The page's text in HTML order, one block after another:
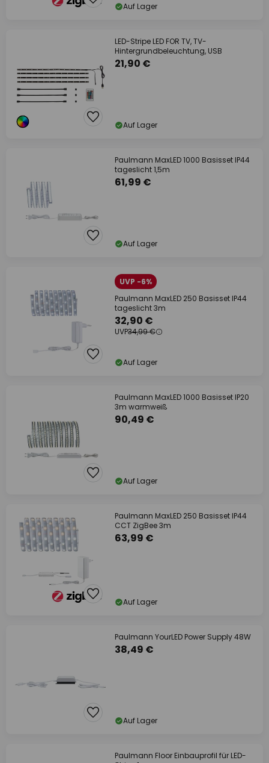
Auf Lager
LED-Stripe LED FOR TV, TV-
Hintergrundbeleuchtung, USB
21,90 €
Auf Lager
Paulmann MaxLED 1000 Basisset IP44
tageslicht 1,5m
61,99 €
Auf Lager
UVP -6%
Paulmann MaxLED 250 Basisset IP44
tageslicht 3m
32,90 €
UVP34,99 €
Auf Lager
Paulmann MaxLED 1000 Basisset IP20
3m warmweiß
90,49 €
Auf Lager
Paulmann MaxLED 250 Basisset IP44
CCT ZigBee 3m
63,99 €
Auf Lager
Paulmann YourLED Power Supply 48W
38,49 €
Auf Lager
Paulmann Floor Einbauprofil für LED-